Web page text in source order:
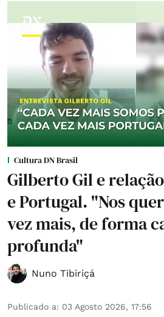
Cultura DN Brasil
Gilberto Gil e
e Portugal. "Nos
vez mais, de forma
profunda"
Nuno Tibiriçá
Publicado a: 03 Agosto 2026, 17:56